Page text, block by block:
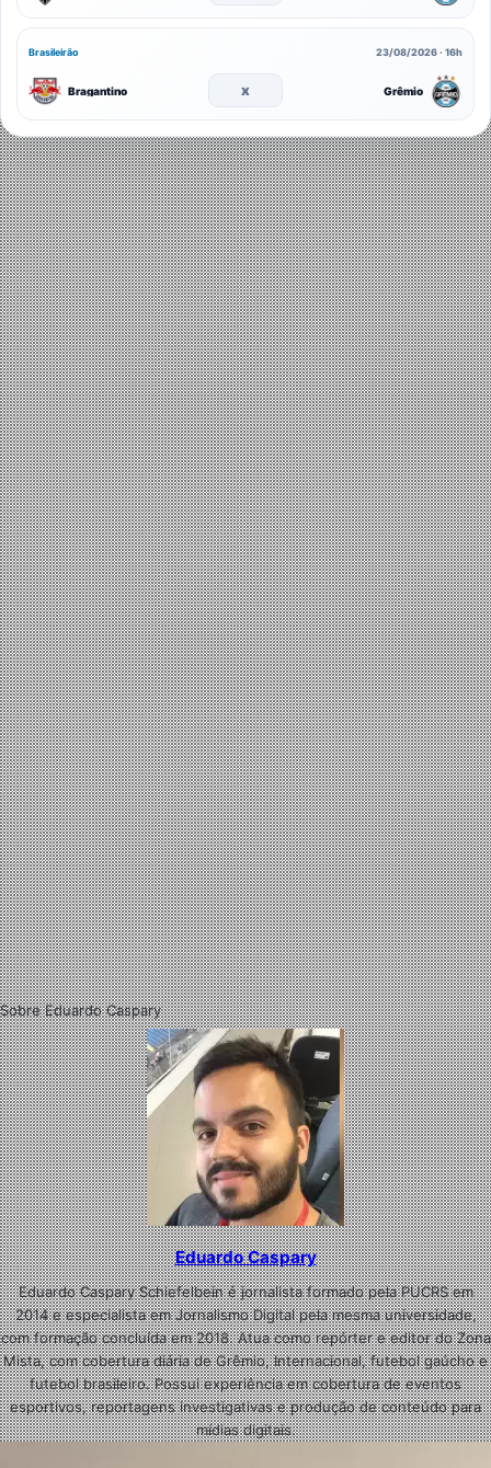
Brasileirão 23/08/2026 · 16h
Bragantino x Grêmio
Sobre Eduardo Caspary
Eduardo Caspary
Eduardo Caspary Schiefelbein é jornalista formado pela PUCRS em
2014 e especialista em Jornalismo Digital pela mesma universidade,
com formação concluída em 2018. Atua como repórter e editor do Zona
Mista, com cobertura diária de Grêmio, Internacional, futebol gaúcho e
futebol brasileiro. Possui experiência em cobertura de eventos
esportivos, reportagens investigativas e produção de conteúdo para
mídias digitais.